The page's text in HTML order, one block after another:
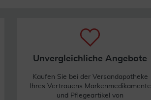
Unvergleichliche Angebote
Kaufen Sie bei der Versandapotheke
Ihres Vertrauens Markenmedikamente
und Pflegeartikel von